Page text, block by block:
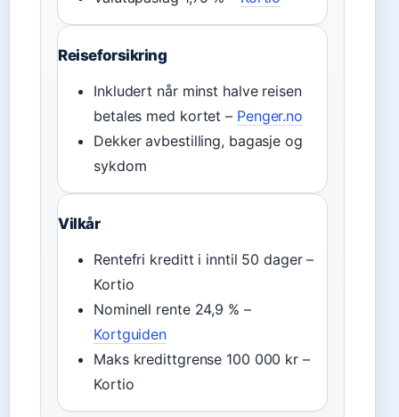
Reiseforsikring
Inkludert når minst halve reisen
betales med kortet – Penger.no
Dekker avbestilling, bagasje og
sykdom
Vilkår
Rentefri kreditt i inntil 50 dager –
Kortio
Nominell rente 24,9 % –
Kortguiden
Maks kredittgrense 100 000 kr –
Kortio